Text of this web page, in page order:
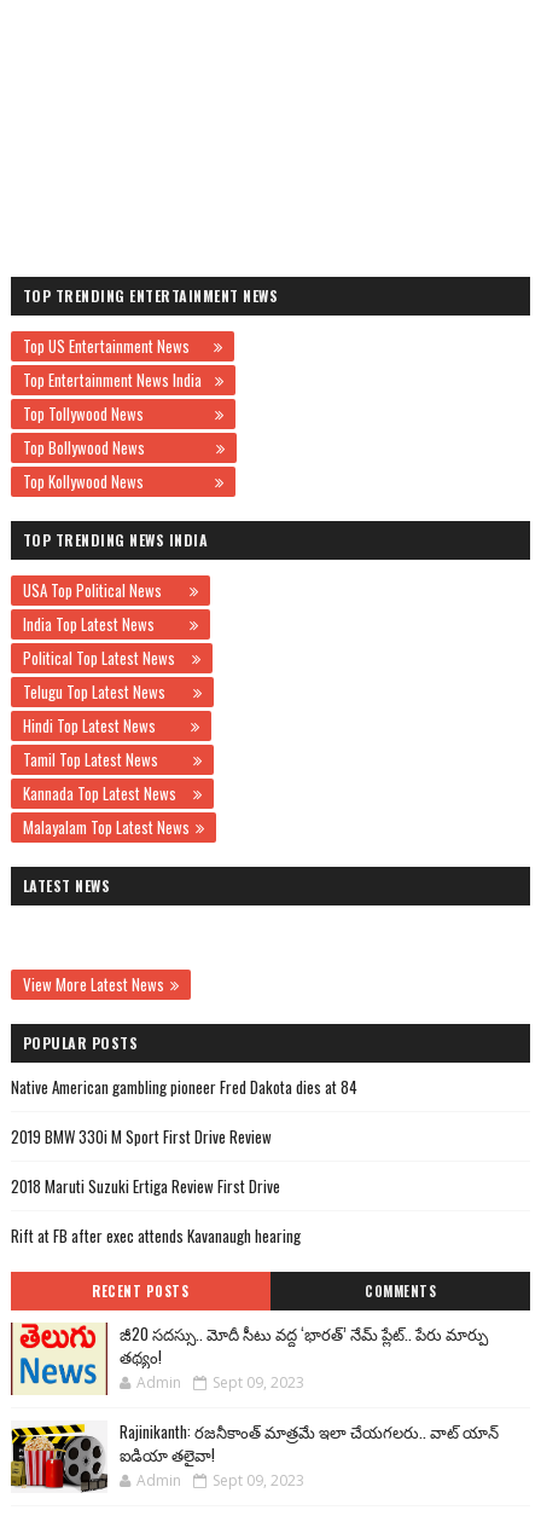
TOP TRENDING ENTERTAINMENT NEWS
Top US Entertainment News
Top Entertainment News India
Top Tollywood News
Top Bollywood News
Top Kollywood News
TOP TRENDING NEWS INDIA
USA Top Political News
India Top Latest News
Political Top Latest News
Telugu Top Latest News
Hindi Top Latest News
Tamil Top Latest News
Kannada Top Latest News
Malayalam Top Latest News
LATEST NEWS
View More Latest News
POPULAR POSTS
Native American gambling pioneer Fred Dakota dies at 84
2019 BMW 330i M Sport First Drive Review
2018 Maruti Suzuki Ertiga Review First Drive
Rift at FB after exec attends Kavanaugh hearing
RECENT POSTS COMMENTS
జీ20 సదస్సు.. మోదీ సీటు వద్ద ‘భారత్’ నేమ్ ప్లేట్‌.. పేరు మార్పు
తథ్యం!
Admin Sept 09, 2023
Rajinikanth: రజనీకాంత్ మాత్రమే ఇలా చేయగలరు.. వాట్ యాన్
ఐడియా తలైవా!
Admin Sept 09, 2023